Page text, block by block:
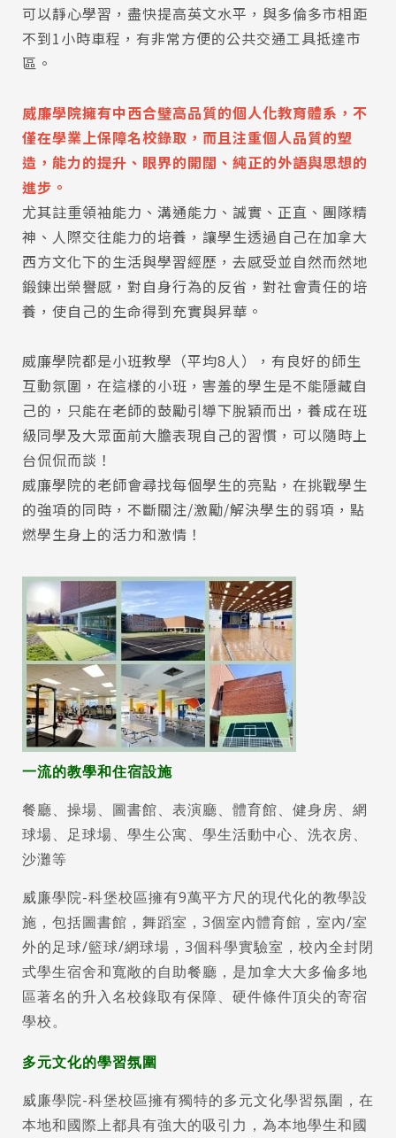
可以靜心學習，盡快提高英文水平，與多倫多市相距
不到1小時車程，有非常方便的公共交通工具抵達市
區。
威廉學院擁有中西合璧高品質的個人化教育體系，不
僅在學業上保障名校錄取，而且注重個人品質的塑
造，能力的提升、眼界的開闊、純正的外語與思想的
進步。
尤其註重領袖能力、溝通能力、誠實、正直、團隊精
神、人際交往能力的培養，讓學生透過自己在加拿大
西方文化下的生活與學習經歷，去感受並自然而然地
鍛鍊出榮譽感，對自身行為的反省，對社會責任的培
養，使自己的生命得到充實與昇華。
威廉學院都是小班教學（平均8人），有良好的師生
互動氛圍，在這樣的小班，害羞的學生是不能隱藏自
己的，只能在老師的鼓勵引導下脫穎而出，養成在班
級同學及大眾面前大膽表現自己的習慣，可以隨時上
台侃侃而談！
威廉學院的老師會尋找每個學生的亮點，在挑戰學生
的強項的同時，不斷關注/激勵/解決學生的弱項，點
燃學生身上的活力和激情！
一流的教學和住宿設施
餐廳、操場、圖書館、表演廳、體育館、健身房、網
球場、足球場、學生公寓、學生活動中心、洗衣房、
沙灘等
威廉學院-科堡校區擁有9萬平方尺的現代化的教學設
施，包括圖書館，舞蹈室，3個室內體育館，室內/室
外的足球/籃球/網球場，3個科學實驗室，校內全封閉
式學生宿舍和寬敞的自助餐廳，是加拿大大多倫多地
區著名的升入名校錄取有保障、硬件條件頂尖的寄宿
學校。
多元文化的學習氛圍
威廉學院-科堡校區擁有獨特的多元文化學習氛圍，在
本地和國際上都具有強大的吸引力，為本地學生和國